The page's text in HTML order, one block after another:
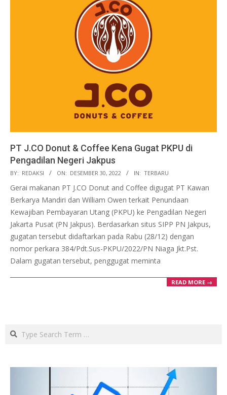
PT J.CO Donut & Coffee Kena Gugat PKPU di
Pengadilan Negeri Jakpus
2022-
12-
30
BY: REDAKSI ON: DESEMBER 30, 2022 IN: TERBARU
Gerai makanan PT J.CO Donut and Coffee digugat PT Kawan
Berkarya Mandiri dan William Owen terkait Penundaan
Kewajiban Pembayaran Utang (PKPU) ke Pengadilan Negeri
Jakarta Pusat (PN Jakpus). Berdasarkan situs SIPP PN Jakpus,
gugatan tersebut didaftarkan pada Rabu (28/12) dengan
nomor perkara 384/Pdt.Sus-PKPU/2022/PN Niaga Jkt.Pst.
Dalam gugatan tersebut, penggugat meminta
READ MORE →
Search